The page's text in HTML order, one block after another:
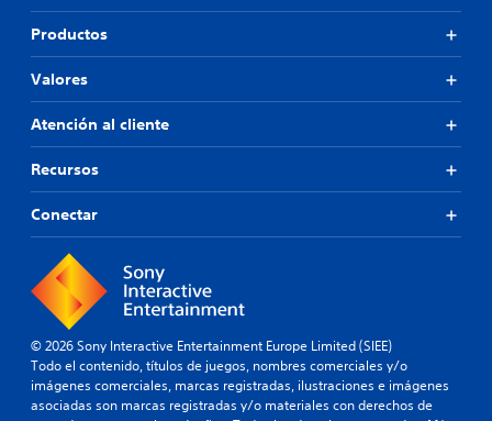
Productos
Valores
Atención al cliente
Recursos
Conectar
© 2026 Sony Interactive Entertainment Europe Limited (SIEE)
Todo el contenido, títulos de juegos, nombres comerciales y/o
imágenes comerciales, marcas registradas, ilustraciones e imágenes
asociadas son marcas registradas y/o materiales con derechos de